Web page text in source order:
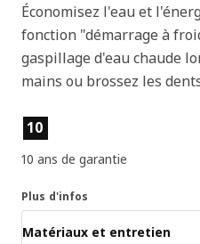
Économisez l'eau et
fonction "démarrage à
gaspillage d'eau chaude
mains ou brossez les
Caractéristiques du produit
10
10 ans de garantie
Plus d'infos
Matériaux et entretien